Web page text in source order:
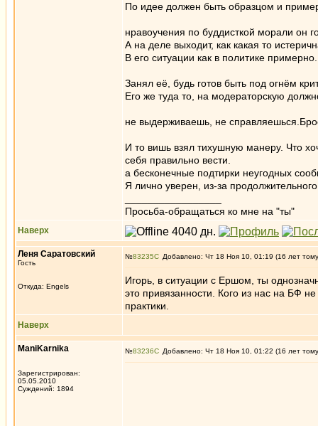
По идее должен быть образцом и
нравоучения по буддисткой морали он
А на деле выходит, как какая то
В его ситуации как в политике
Занял её, будь готов быть под огнём
Его же туда то, на модераторскую
не выдерживаешь, не
И то вишь взял тихушную манеру. Что
себя правильно вести.
а бесконечные подтирки неугодных
Я лично уверен, из-за
Просьба-обращаться ко мне на "ты"
Наверх
Леня Саратовский
Гость
Откуда: Engels
№83235 Добавлено: Чт 18 Ноя 10, 01:19 (16 лет
Игорь, в ситуации с Ершом, ты
это привязанности. Кого из нас на БФ
практики.
Наверх
ManiKarnika
Зарегистрирован:
05.05.2010
Суждений: 1894
№83236 Добавлено: Чт 18 Ноя 10, 01:22 (16 лет